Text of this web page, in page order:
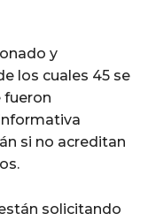
y
los cuales 45 se
fueron
si no acreditan
solicitando